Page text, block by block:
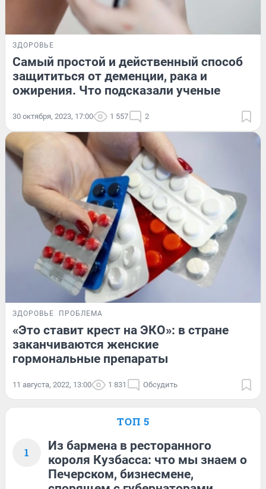
ЗДОРОВЬЕ
Самый простой и действенный способ
защититься от деменции, рака и
ожирения. Что подсказали ученые
30 октября, 2023, 17:00 1 557 2
ЗДОРОВЬЕ ПРОБЛЕМА
«Это ставит крест на ЭКО»: в стране
заканчиваются женские
гормональные препараты
11 августа, 2022, 13:00 1 831 Обсудить
ТОП 5
1
Из бармена в ресторанного
короля Кузбасса: что мы знаем о
Печерском, бизнесмене,